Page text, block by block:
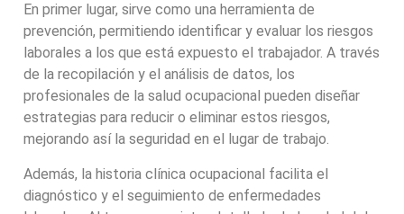
En primer lugar, sirve como una herramienta de
prevención, permitiendo identificar y evaluar los riesgos
laborales a los que está expuesto el trabajador. A través
de la recopilación y el análisis de datos, los
profesionales de la salud ocupacional pueden diseñar
estrategias para reducir o eliminar estos riesgos,
mejorando así la seguridad en el lugar de trabajo.
Además, la historia clínica ocupacional facilita el
diagnóstico y el seguimiento de enfermedades